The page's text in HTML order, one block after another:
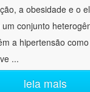
a obesidade e o
conjunto
a hipertensão
...
leia mais